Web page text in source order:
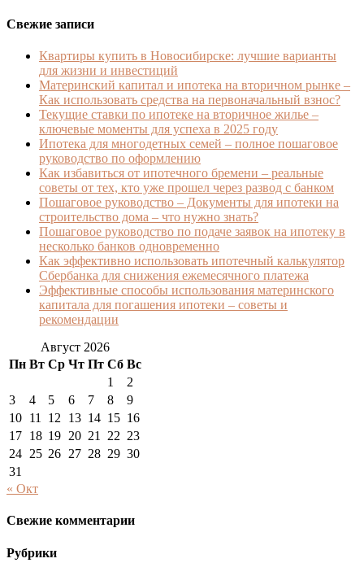
Свежие записи
Квартиры купить в Новосибирске: лучшие варианты
для жизни и инвестиций
Материнский капитал и ипотека на вторичном рынке –
Как использовать средства на первоначальный взнос?
Текущие ставки по ипотеке на вторичное жилье –
ключевые моменты для успеха в 2025 году
Ипотека для многодетных семей – полное пошаговое
руководство по оформлению
Как избавиться от ипотечного бремени – реальные
советы от тех, кто уже прошел через развод с банком
Пошаговое руководство – Документы для ипотеки на
строительство дома – что нужно знать?
Пошаговое руководство по подаче заявок на ипотеку в
несколько банков одновременно
Как эффективно использовать ипотечный калькулятор
Сбербанка для снижения ежемесячного платежа
Эффективные способы использования материнского
капитала для погашения ипотеки – советы и
рекомендации
Август 2026
Пн Вт Ср Чт Пт Сб Вс
1
2
3
4 5 6 7 8
9
10 11 12 13 14 15 16
17 18 19 20 21 22 23
24 25 26 27 28 29 30
31
« Окт
Свежие комментарии
Рубрики